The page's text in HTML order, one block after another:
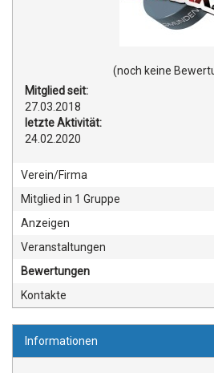
(noch keine
Mitglied seit:
27.03.2018
letzte Aktivität:
24.02.2020
Verein/Firma
Mitglied in 1 Gruppe
Anzeigen
Veranstaltungen
Bewertungen
Kontakte
Informationen